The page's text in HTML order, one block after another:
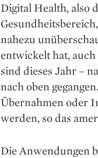
Digital Health, also
nahezu
entwickelt hat,
sind dieses Jahr –
nach oben
Übernahmen oder
werden, so das
Die Anwendungen